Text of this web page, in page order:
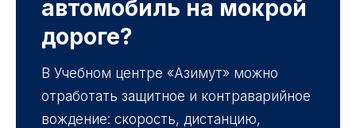
автомобиль на мокрой
дороге?
В Учебном центре «Азимут» можно
отработать защитное и контраварийное
вождение: скорость, дистанцию,